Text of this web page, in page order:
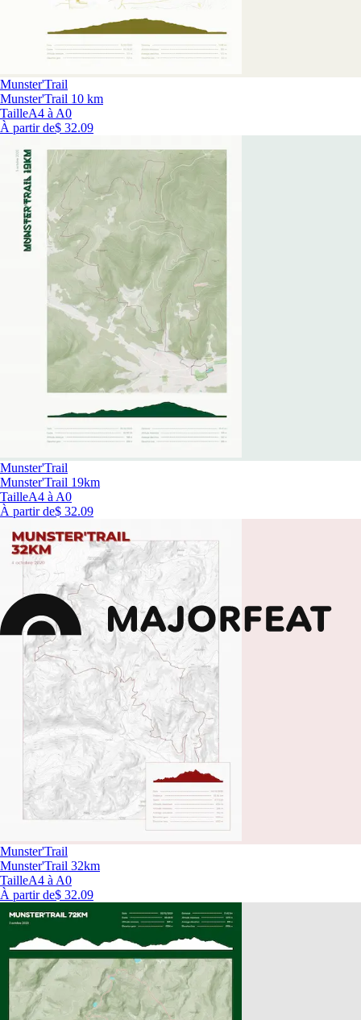
Munster'Trail
Munster'Trail 10 km
TailleA4 à A0
À partir de$ 32.09
Munster'Trail
Munster'Trail 19km
TailleA4 à A0
À partir de$ 32.09
Munster'Trail
Munster'Trail 32km
TailleA4 à A0
À partir de$ 32.09